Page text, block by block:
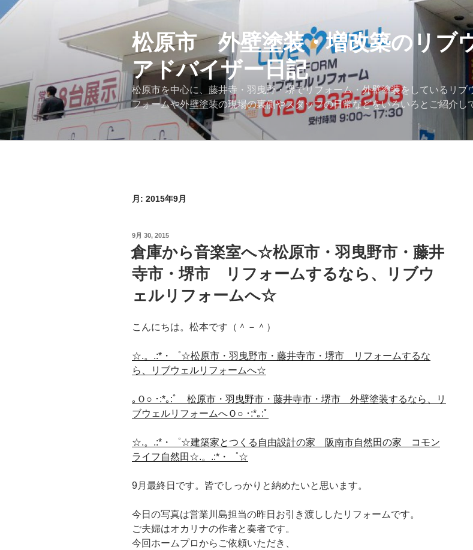
ン
キ
プ
松原市 外壁塗装・増改築のリブ
アドバイザー日記
松原市を中心に、藤井寺・羽曳野・堺でリフォーム・外壁塗装をしているリブ
フォームや外壁塗装の現場の裏側やスタッフの日常などをいろいろとご紹介し
月: 2015年9月
投
稿
日:
9月 30, 2015
倉庫から音楽室へ☆松原市・羽曳野市・藤井
寺市・堺市 リフォームするなら、リブウ
ェルリフォームへ☆
こんにちは。松本です（＾－＾）
☆.。.:*・゜☆松原市・羽曳野市・藤井寺市・堺市 リフォームするな
ら、リブウェルリフォームへ☆
｡Ｏ○ ･:*｡:ﾟ 松原市・羽曳野市・藤井寺市・堺市 外壁塗装するなら、リ
ブウェルリフォームへＯ○ ･:*｡:ﾟ
☆.。.:*・゜☆建築家とつくる自由設計の家 阪南市自然田の家 コモン
ライフ自然田☆.。.:*・゜☆
9月最終日です。皆でしっかりと納めたいと思います。
今日の写真は営業川島担当の昨日お引き渡ししたリフォームです。
ご夫婦はオカリナの作者と奏者です。
今回ホームプロからご依頼いただき、